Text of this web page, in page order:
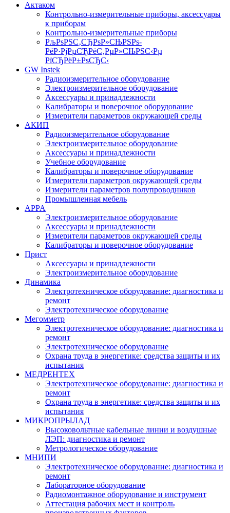
Актаком
Контрольно-измерительные приборы, аксессуары
к приборам
Контрольно-измерительные приборы
РљРѕРЅС‚СЂРѕР»СЊРЅРѕ-
РёР·РјРµСЂРёС‚РµР»СЊРЅС‹Рµ
РїСЂРёР±РѕСЂС‹
GW Instek
Радиоизмерительное оборудование
Электроизмерительное оборудование
Аксессуары и принадлежности
Калибраторы и поверочное оборудование
Измерители параметров окружающей среды
АКИП
Радиоизмерительное оборудование
Электроизмерительное оборудование
Аксессуары и принадлежности
Учебное оборудование
Калибраторы и поверочное оборудование
Измерители параметров окружающей среды
Измерители параметров полупроводников
Промышленная мебель
APPA
Электроизмерительное оборудование
Аксессуары и принадлежности
Измерители параметров окружающей среды
Калибраторы и поверочное оборудование
Прист
Аксессуары и принадлежности
Электроизмерительное оборудование
Динамика
Электротехническое оборудование: диагностика и
ремонт
Электротехническое оборудование
Мегомметр
Электротехническое оборудование: диагностика и
ремонт
Электротехническое оборудование
Охрана труда в энергетике: средства защиты и их
испытания
МЕДРЕНТЕХ
Электротехническое оборудование: диагностика и
ремонт
Охрана труда в энергетике: средства защиты и их
испытания
МИКРОПРЫЛАД
Высоковольтные кабельные линии и воздушные
ЛЭП: диагностика и ремонт
Метрологическое оборудование
МНИПИ
Электротехническое оборудование: диагностика и
ремонт
Лабораторное оборудование
Радиомонтажное оборудование и инструмент
Аттестация рабочих мест и контроль